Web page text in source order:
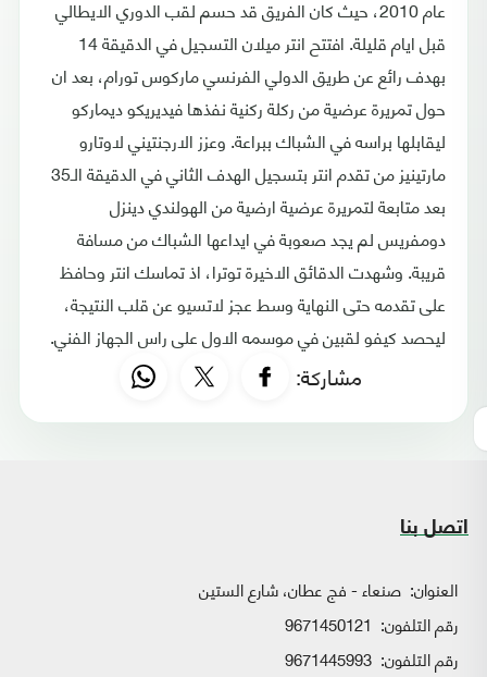
عام 2010، حيث كان الفريق قد حسم لقب الدوري الايطالي
قبل ايام قليلة. افتتح انتر ميلان التسجيل في الدقيقة 14
بهدف رائع عن طريق الدولي الفرنسي ماركوس تورام، بعد ان
حول تمريرة عرضية من ركلة ركنية نفذها فيديريكو ديماركو
ليقابلها براسه في الشباك ببراعة. وعزز الارجنتيني لاوتارو
مارتينيز من تقدم انتر بتسجيل الهدف الثاني في الدقيقة الـ35
بعد متابعة لتمريرة عرضية ارضية من الهولندي دينزل
دومفريس لم يجد صعوبة في ايداعها الشباك من مسافة
قريبة. وشهدت الدقائق الاخيرة توترا، اذ تماسك انتر وحافظ
على تقدمه حتى النهاية وسط عجز لاتسيو عن قلب النتيجة،
ليحصد كيفو لقبين في موسمه الاول على راس الجهاز الفني.
مشاركة:
اتصل بنا
العنوان: صنعاء - فج عطان، شارع الستين
رقم التلفون: 9671450121
رقم التلفون: 9671445993